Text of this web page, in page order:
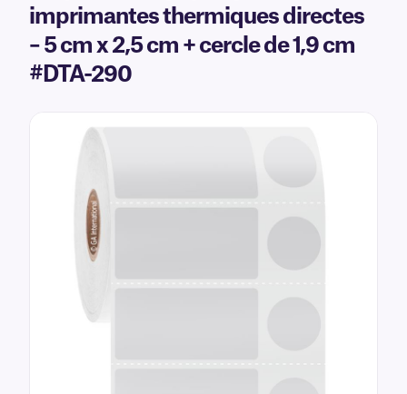
imprimantes thermiques directes
– 5 cm x 2,5 cm + cercle de 1,9 cm
#DTA-290